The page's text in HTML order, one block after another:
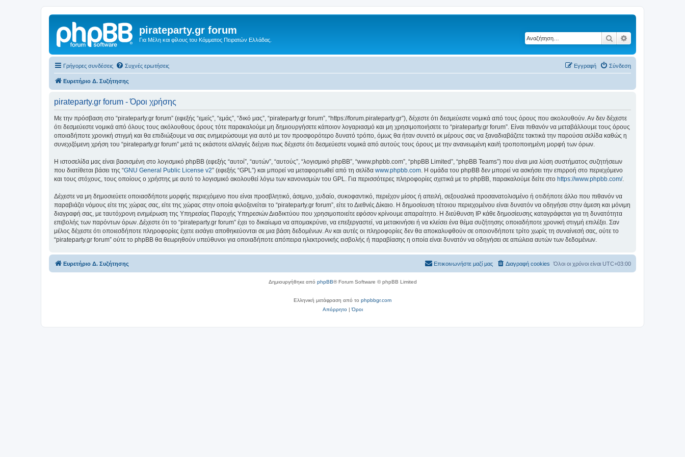
pirateparty.gr forum
Για Μέλη και φίλους του Κόμματος Πειρατών Ελλάδας. Αναζήτηση
Γρήγορες συνδέσεις Συχνές ερωτήσεις Σύνδεση
Εγγραφή
Ευρετήριο Δ. Συζήτησης
pirateparty.gr forum - Όροι χρήσης
Με την πρόσβαση στο “pirateparty.gr forum” (εφεξής “εμείς”, “εμάς”, “δικό μας”, “pirateparty.gr forum”, “https://forum.pirateparty.gr”), δέχεστε ότι δεσμεύεστε νομικά από τους όρους που ακολουθούν. Αν δεν δέχεστε
ότι δεσμεύεστε νομικά από όλους τους ακόλουθους όρους τότε παρακαλούμε μη δημιουργήσετε κάποιον λογαριασμό και μη χρησιμοποιήσετε το “pirateparty.gr forum”. Είναι πιθανόν να μεταβάλλουμε τους όρους
οποιαδήποτε χρονική στιγμή και θα επιδιώξουμε να σας ενημερώσουμε για αυτό με τον προσφορότερο δυνατό τρόπο, όμως θα ήταν συνετό εκ μέρους σας να ξαναδιαβάζετε τακτικά την παρούσα σελίδα καθώς η
συνεχιζόμενη χρήση του “pirateparty.gr forum” μετά τις εκάστοτε αλλαγές δείχνει πως δέχεστε ότι δεσμεύεστε νομικά από αυτούς τους όρους με την ανανεωμένη και/ή τροποποιημένη μορφή των όρων.
Η ιστοσελίδα μας είναι βασισμένη στο λογισμικό phpBB (εφεξής “αυτοί”, “αυτών”, “αυτούς”, “λογισμικό phpBB”, “www.phpbb.com”, “phpBB Limited”, “phpBB Teams”) που είναι μια λύση συστήματος συζητήσεων
που διατίθεται βάσει της “GNU General Public License v2” (εφεξής “GPL”) και μπορεί να μεταφορτωθεί από τη σελίδα www.phpbb.com . Η ομάδα του phpBB δεν μπορεί να ασκήσει την επιρροή στο περιεχόμενο
και τους στόχους, τους οποίους ο χρήστης με αυτό το λογισμικό ακολουθεί λόγω των κανονισμών του GPL. Για περισσότερες πληροφορίες σχετικά με το phpBB, παρακαλούμε δείτε στο https://www.phpbb.com/.
Δέχεστε να μη δημοσιεύετε οποιασδήποτε μορφής περιεχόμενο που είναι προσβλητικό, άσεμνο, χυδαίο, συκοφαντικό, περιέχον μίσος ή απειλή, σεξουαλικά προσανατολισμένο ή οτιδήποτε άλλο που πιθανόν να
παραβιάζει νόμους είτε της χώρας σας, είτε της χώρας στην οποία φιλοξενείται το “pirateparty.gr forum”, είτε το Διεθνές Δίκαιο. Η δημοσίευση τέτοιου περιεχομένου είναι δυνατόν να οδηγήσει στην άμεση και μόνιμη
διαγραφή σας, με ταυτόχρονη ενημέρωση της Υπηρεσίας Παροχής Υπηρεσιών Διαδικτύου που χρησιμοποιείτε εφόσον κρίνουμε απαραίτητο. Η διεύθυνση IP κάθε δημοσίευσης καταγράφεται για τη δυνατότητα
επιβολής των παρόντων όρων. Δέχεστε ότι το “pirateparty.gr forum” έχει το δικαίωμα να απομακρύνει, να επεξεργαστεί, να μετακινήσει ή να κλείσει ένα θέμα συζήτησης οποιαδήποτε χρονική στιγμή επιλέξει. Σαν
μέλος δέχεστε ότι οποιεσδήποτε πληροφορίες έχετε εισάγει αποθηκεύονται σε μια βάση δεδομένων. Αν και αυτές οι πληροφορίες δεν θα αποκαλυφθούν σε οποιονδήποτε τρίτο χωρίς τη συναίνεσή σας, ούτε το
“pirateparty.gr forum” ούτε το phpBB θα θεωρηθούν υπεύθυνοι για οποιαδήποτε απόπειρα ηλεκτρονικής εισβολής ή παραβίασης η οποία είναι δυνατόν να οδηγήσει σε απώλεια αυτών των δεδομένων.
Ευρετήριο Δ. Συζήτησης Όλοι οι χρόνοι είναι UTC+03:00
Διαγραφή cookies
Επικοινωνήστε μαζί μας
Δημιουργήθηκε από phpBB® Forum Software © phpBB Limited
Ελληνική μετάφραση από το phpbbgr.com
Απόρρητο|Όροι